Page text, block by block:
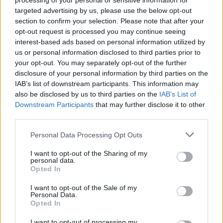
targeted advertising by us, please use the below opt-out
section to confirm your selection. Please note that after your
opt-out request is processed you may continue seeing
interest-based ads based on personal information utilized by
us or personal information disclosed to third parties prior to
your opt-out. You may separately opt-out of the further
disclosure of your personal information by third parties on the
IAB’s list of downstream participants. This information may
also be disclosed by us to third parties on the IAB’s List of
Downstream Participants that may further disclose it to other
Personal Data Processing Opt Outs
I want to opt-out of the Sharing of my
personal data.
Opted In
I want to opt-out of the Sale of my
Personal Data.
Opted In
“Millennium Estoril Open 2026” regressou ao circuito ATP
com vitória do francês Luca Van Assche
Castelo Branco: “Bienal Internacional de Artes e Ofícios”
promete afirmar artesanato, património e inovação como
“motores de desenvolvimento económico e cultural” do
município português
Beira Interior
Rio de Janeiro: Governo do Estado propõe parceria com a
FUNCEX para “reforçar inteligência sobre comércio